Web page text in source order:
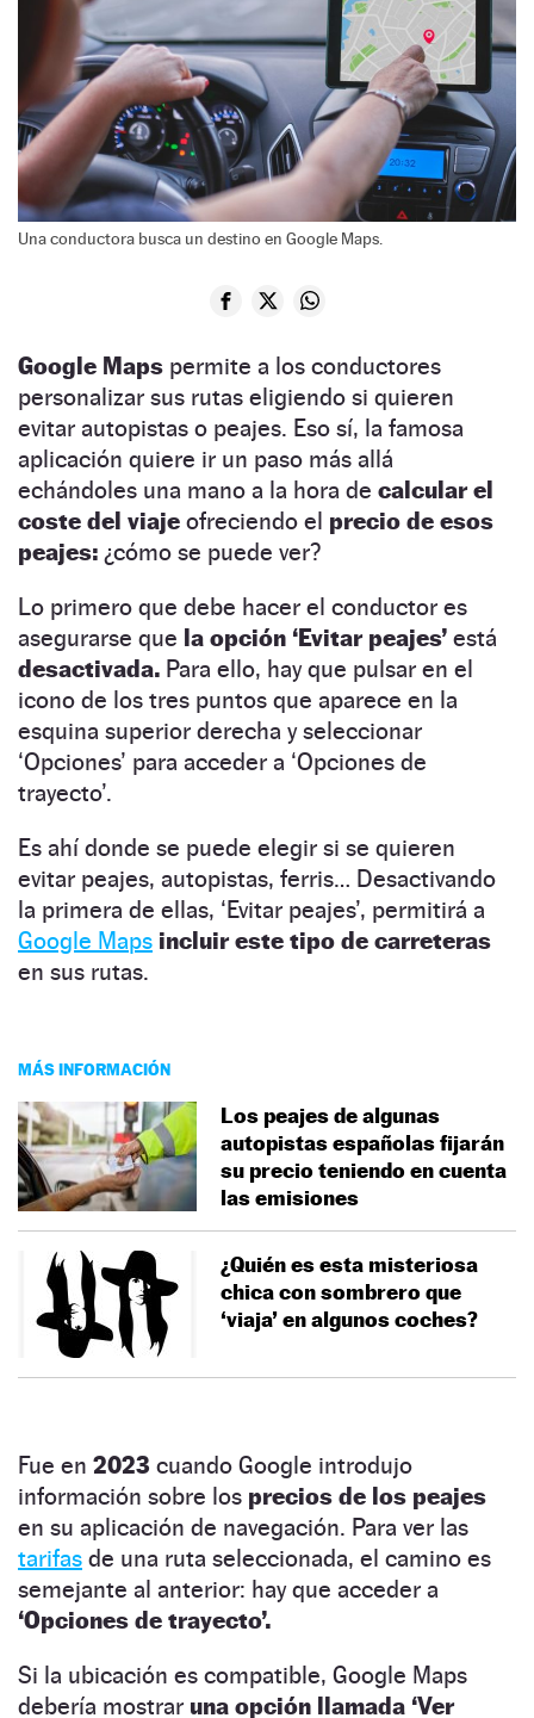
Una conductora busca un destino en Google Maps.
Google Maps permite a los conductores
personalizar sus rutas eligiendo si quieren
evitar autopistas o peajes. Eso sí, la famosa
aplicación quiere ir un paso más allá
echándoles una mano a la hora de calcular el
coste del viaje ofreciendo el precio de esos
peajes: ¿cómo se puede ver?
Lo primero que debe hacer el conductor es
asegurarse que la opción ‘Evitar peajes’ está
desactivada. Para ello, hay que pulsar en el
icono de los tres puntos que aparece en la
esquina superior derecha y seleccionar
‘Opciones’ para acceder a ‘Opciones de
trayecto’.
Es ahí donde se puede elegir si se quieren
evitar peajes, autopistas, ferris… Desactivando
la primera de ellas, ‘Evitar peajes’, permitirá a
Google Maps incluir este tipo de carreteras
en sus rutas.
MÁS INFORMACIÓN
Los peajes de algunas
autopistas españolas fijarán
su precio teniendo en cuenta
las emisiones
¿Quién es esta misteriosa
chica con sombrero que
‘viaja’ en algunos coches?
Fue en 2023 cuando Google introdujo
información sobre los precios de los peajes
en su aplicación de navegación. Para ver las
tarifas de una ruta seleccionada, el camino es
semejante al anterior: hay que acceder a
‘Opciones de trayecto’.
Si la ubicación es compatible, Google Maps
debería mostrar una opción llamada ‘Ver